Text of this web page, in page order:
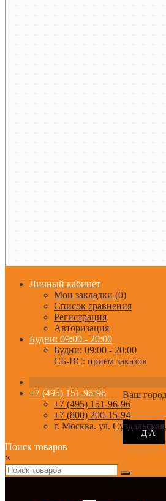
Личный кабинет
Мои закладки (0)
Список сравнения
Регистрация
Авторизация
Будни: 09:00 - 20:00
Будни: 09:00 - 20:00
СБ-ВС: прием заказов
Ваш
+7 (495) 151-96-96
+7 (495) 151-96-96
+7 (800) 200-15-94
г. Москва. ул.
Поиск товаров
×